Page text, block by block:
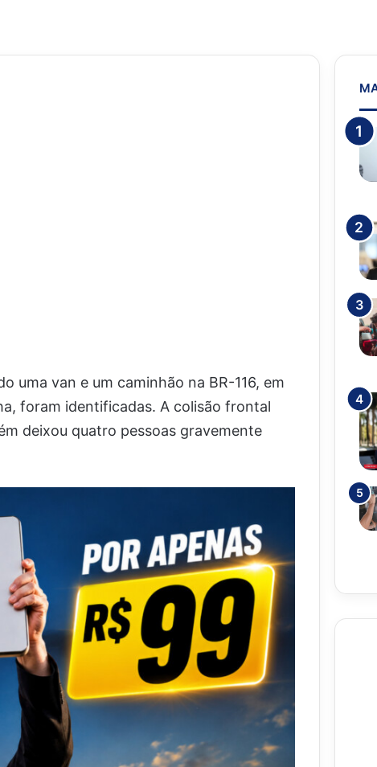
uma van e um caminhão na BR-116, em
foram identificadas. A colisão frontal
deixou quatro pessoas gravemente